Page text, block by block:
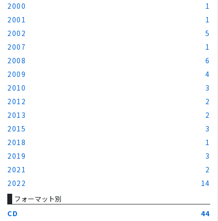
2000
1
2001
1
2002
5
2007
1
2008
6
2009
4
2010
3
2012
2
2013
2
2015
3
2018
1
2019
3
2021
2
2022
14
フォーマット別
CD
44